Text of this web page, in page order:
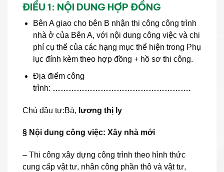
ĐIỀU 1: NỘI DUNG HỢP ĐỒNG
Bên A giao cho bên B nhận thi công công trình
nhà ở của Bên A, với nội dung công việc và chi
phí cụ thể của các hạng mục thể hiện trong Phụ
lục đính kèm theo hợp đồng + hồ sơ thi công.
Địa điểm công
trình: …………………………………………….
Chủ đầu tư:Bà, lương thị ly
§ Nội dung công việc: Xây nhà mới
– Thi công xây dựng công trình theo hình thức
cung cấp vật tư, nhân công phần thô và vật tư,